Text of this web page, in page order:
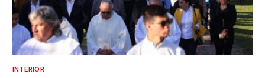
INTERIOR